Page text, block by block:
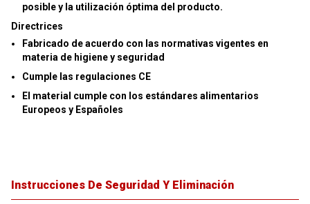
posible y la utilización óptima del producto.
Directrices
Fabricado de acuerdo con las normativas vigentes en
materia de higiene y seguridad
Cumple las regulaciones CE
El material cumple con los estándares alimentarios
Europeos y Españoles
Instrucciones De Seguridad Y Eliminación